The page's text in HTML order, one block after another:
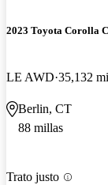
2023 Toyota Corolla
LE AWD 35,132
Berlin, CT
88 millas
Trato justo